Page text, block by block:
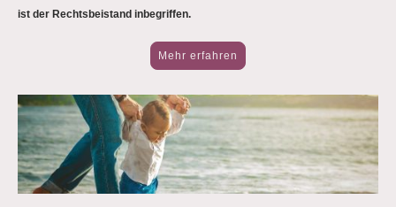
ist der Rechtsbeistand inbegriffen.
Mehr erfahren